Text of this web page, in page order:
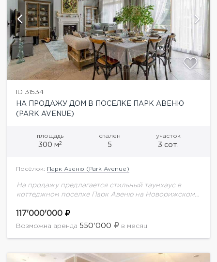
ID 31534
НА ПРОДАЖУ ДОМ В ПОСЕЛКЕ ПАРК АВЕНЮ
(PARK AVENUE)
площадь
300 м2
спален
5
участок
3 сот.
Посёлок: Парк Авеню (Park Avenue)
На продажу предлагается стильный таунхаус в
коттеджном поселке Парк Авеню на Новорижском
кухня, с/у, гараж на 1 м/м, терраса2 этаж: 2 спальни,
117'000'000
Возможна аренда 550'000 в месяц